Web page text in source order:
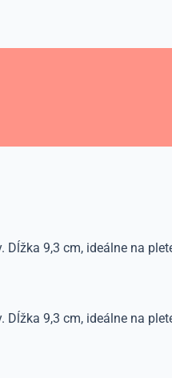
9,3 cm, ideálne na
9,3 cm, ideálne na